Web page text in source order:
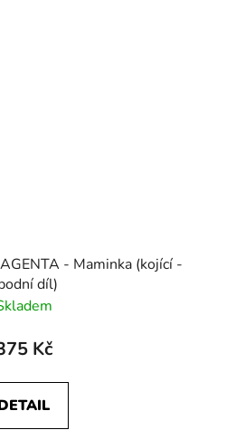
- Maminka (kojící -
díl)
Kč